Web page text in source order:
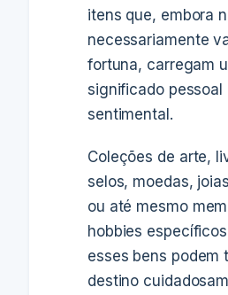
itens que, embora
necessariamente
fortuna, carregam
significado pessoal
sentimental.
Coleções de arte,
selos, moedas,
ou até mesmo
hobbies
esses bens podem
destino